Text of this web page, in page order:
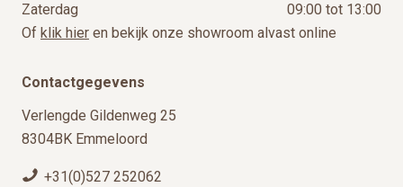
Zaterdag
09:00 tot 13:00
Of klik hier en bekijk onze showroom alvast online
Contactgegevens
Verlengde Gildenweg 25
8304BK Emmeloord
+31(0)527 252062